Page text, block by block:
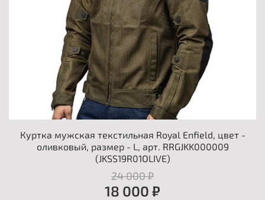
Куртка мужская текстильная Royal Enfield, цвет -
оливковый, размер - L, арт. RRGJKK000009
(JKSS19R01OLIVE)
24 000 ₽
18 000 ₽